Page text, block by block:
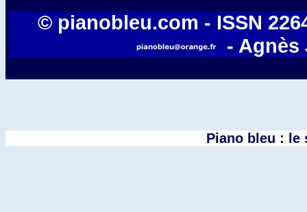
© pianobleu.com - ISSN
- Agnès
Piano bleu : le